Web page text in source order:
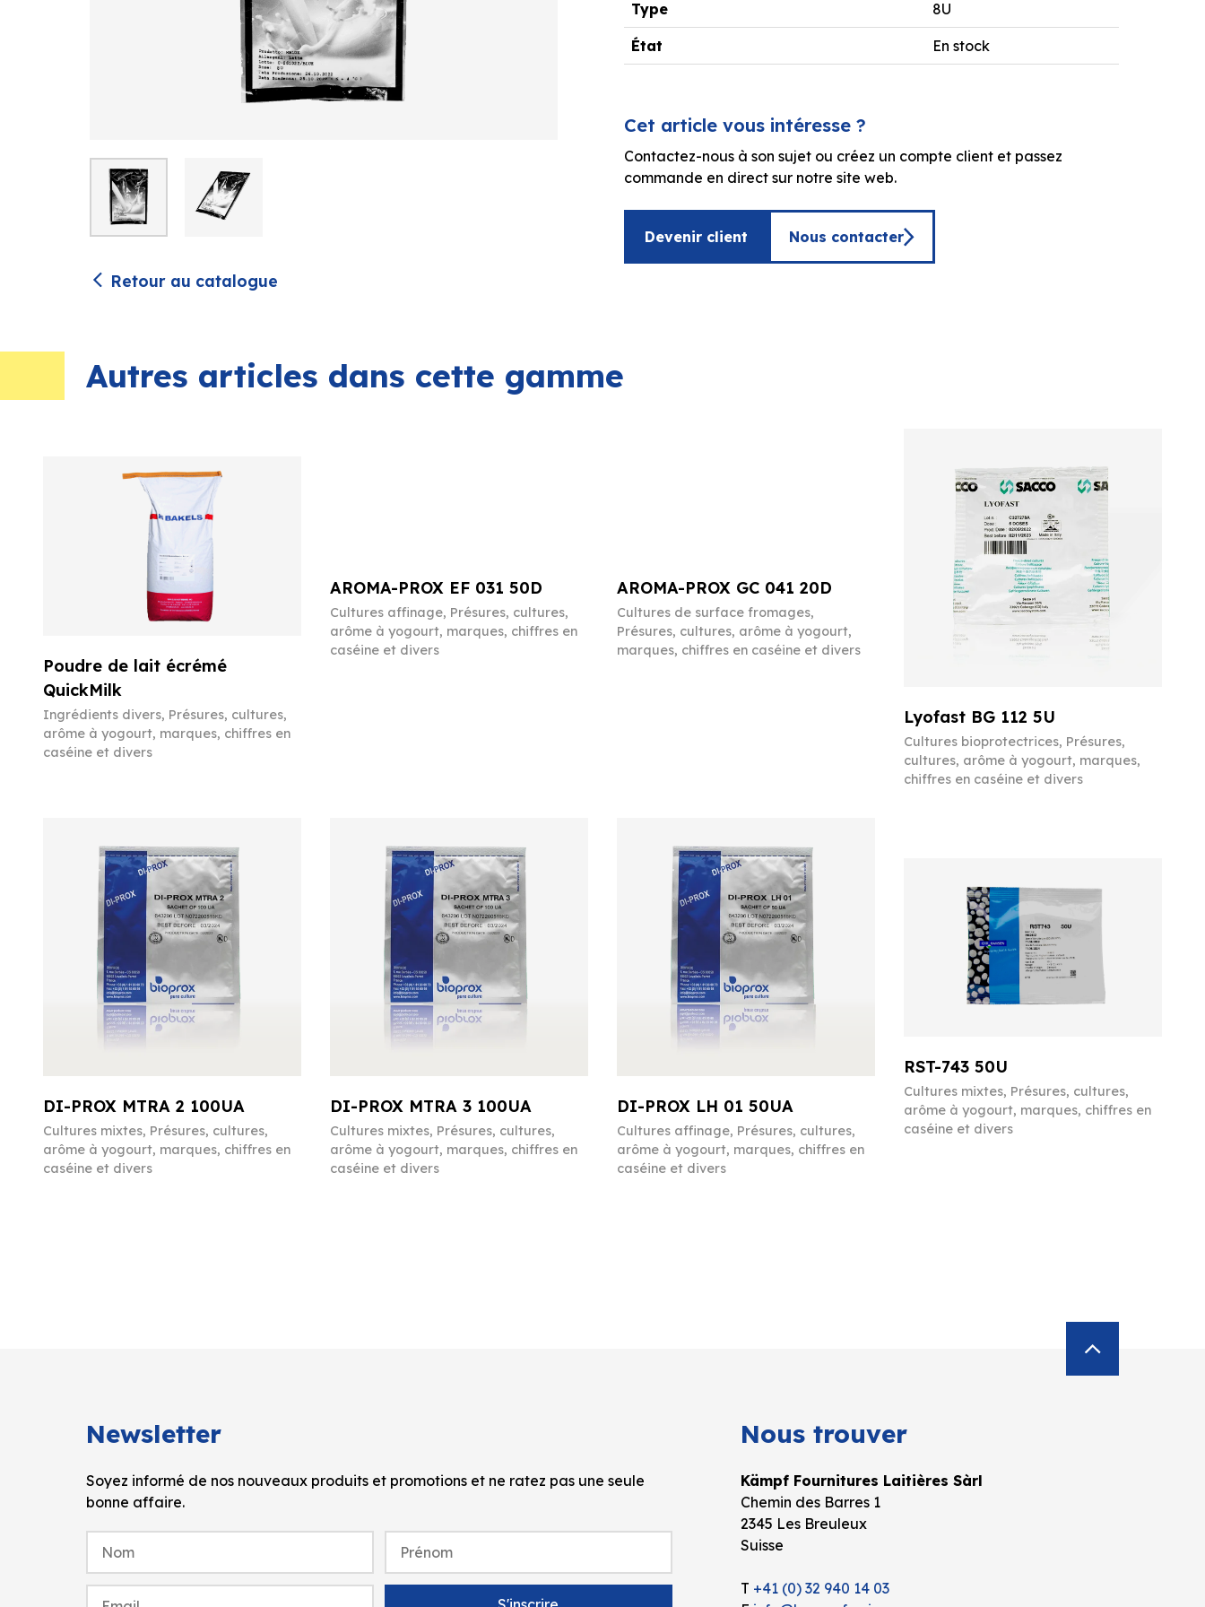
Retour au catalogue
Type 8U
État En stock
Cet article vous intéresse ?
Contactez-nous à son sujet ou créez un compte client et passez
commande en direct sur notre site web.
Devenir client Nous contacter
Autres articles dans cette gamme
Poudre de lait écrémé
QuickMilk
Ingrédients divers, Présures, cultures,
arôme à yogourt, marques, chiffres en
caséine et divers
AROMA-PROX EF 031 50D
Cultures affinage, Présures, cultures,
arôme à yogourt, marques, chiffres en
caséine et divers
AROMA-PROX GC 041 20D
Cultures de surface fromages,
Présures, cultures, arôme à yogourt,
marques, chiffres en caséine et divers
Lyofast BG 112 5U
Cultures bioprotectrices, Présures,
cultures, arôme à yogourt, marques,
chiffres en caséine et divers
DI-PROX MTRA 2 100UA
Cultures mixtes, Présures, cultures,
arôme à yogourt, marques, chiffres en
caséine et divers
DI-PROX MTRA 3 100UA
Cultures mixtes, Présures, cultures,
arôme à yogourt, marques, chiffres en
caséine et divers
DI-PROX LH 01 50UA
Cultures affinage, Présures, cultures,
arôme à yogourt, marques, chiffres en
caséine et divers
RST-743 50U
Cultures mixtes, Présures, cultures,
arôme à yogourt, marques, chiffres en
caséine et divers
Newsletter
Soyez informé de nos nouveaux produits et promotions et ne ratez pas une seule
bonne affaire.
Nous trouver
Kämpf Fournitures Laitières Sàrl
Chemin des Barres 1
2345 Les Breuleux
Suisse
T +41 (0) 32 940 14 03